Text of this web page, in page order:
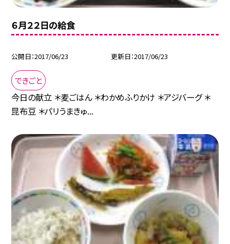
６月２２日の給食
公開日 2017/06/23 更新日 2017/06/23
できごと
今日の献立 ＊麦ごはん ＊わかめふりかけ ＊アジバーグ ＊
昆布豆 ＊パリうまきゅ...